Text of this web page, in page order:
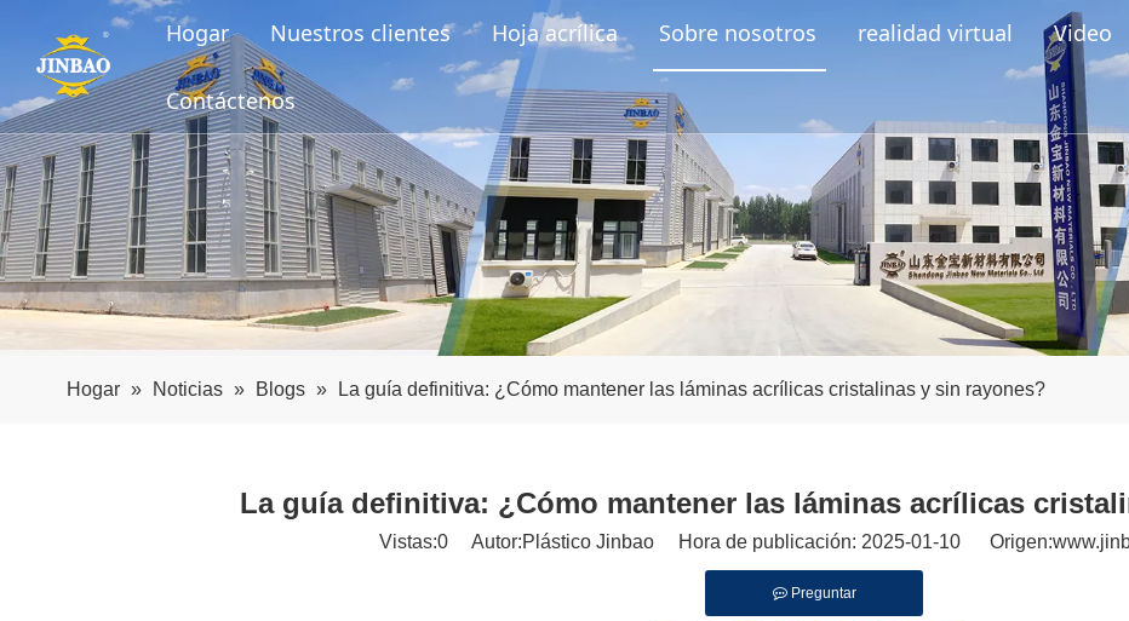
Hogar Nuestros clientes Hoja acrílica Sobre nosotros realidad virtual Video
Contáctenos
Hogar » Noticias » Blogs » La guía definitiva: ¿Cómo mantener las láminas acrílicas cristalinas y sin rayones?
La guía definitiva: ¿Cómo mantener las láminas acrílicas
Vistas:0Autor:Plástico Jinbao Hora de publicación: 2025-01-10 Origen:
Preguntar